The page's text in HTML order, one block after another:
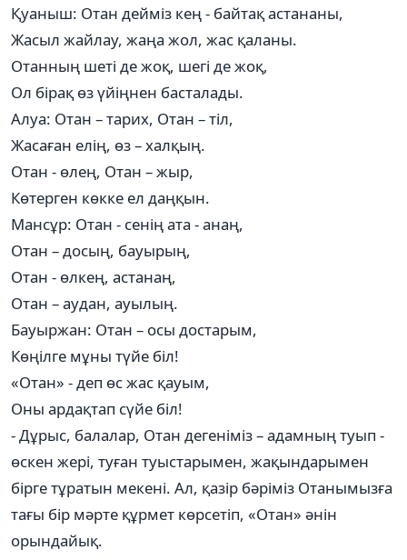
Қуаныш: Отан дейміз кең - байтақ астананы,
Жасыл жайлау, жаңа жол, жас қаланы.
Отанның шеті де жоқ, шегі де жоқ,
Ол бірақ өз үйіңнен басталады.
Алуа: Отан – тарих, Отан – тіл,
Жасаған елің, өз – халқың.
Отан - өлең, Отан – жыр,
Көтерген көкке ел даңқын.
Мансұр: Отан - сенің ата - анаң,
Отан – досың, бауырың,
Отан - өлкең, астанаң,
Отан – аудан, ауылың.
Бауыржан: Отан – осы достарым,
Көңілге мұны түйе біл!
«Отан» - деп өс жас қауым,
Оны ардақтап сүйе біл!
- Дұрыс, балалар, Отан дегеніміз – адамның туып -
өскен жері, туған туыстарымен, жақындарымен
бірге тұратын мекені. Ал, қазір бәріміз Отанымызға
тағы бір мәрте құрмет көрсетіп, «Отан» әнін
орындайық.